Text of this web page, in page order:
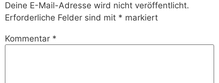
Deine E-Mail-Adresse wird nicht veröffentlicht.
Erforderliche Felder sind mit * markiert
Kommentar *